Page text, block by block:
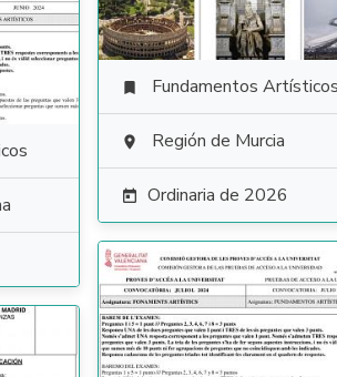
 Fundamentos
 Región de Murcia
 Ordinaria de 2026